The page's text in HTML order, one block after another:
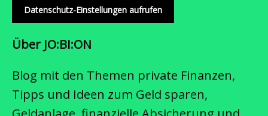
Datenschutz-Einstellungen aufrufen
Über JO:BI:ON
Blog mit den Themen private Finanzen,
Tipps und Ideen zum Geld sparen,